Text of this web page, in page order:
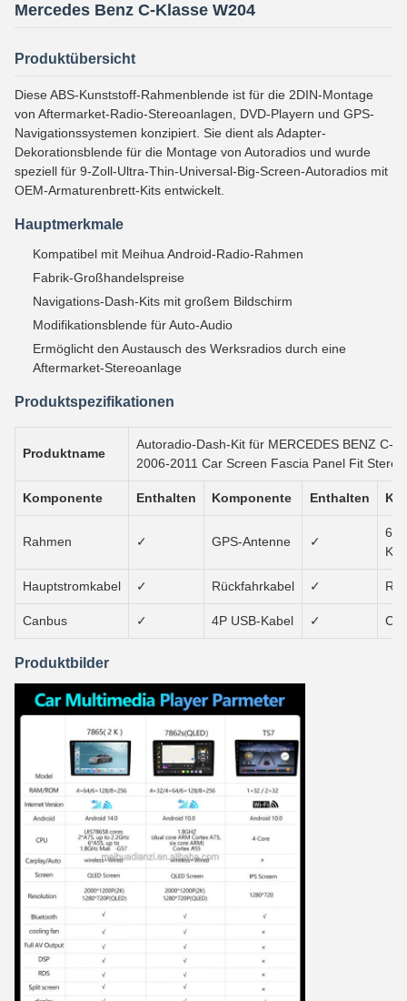
Mercedes Benz C-Klasse W204
Produktübersicht
Diese ABS-Kunststoff-Rahmenblende ist für die 2DIN-Montage
von Aftermarket-Radio-Stereoanlagen, DVD-Playern und GPS-
Navigationssystemen konzipiert. Sie dient als Adapter-
Dekorationsblende für die Montage von Autoradios und wurde
speziell für 9-Zoll-Ultra-Thin-Universal-Big-Screen-Autoradios mit
OEM-Armaturenbrett-Kits entwickelt.
Hauptmerkmale
Kompatibel mit Meihua Android-Radio-Rahmen
Fabrik-Großhandelspreise
Navigations-Dash-Kits mit großem Bildschirm
Modifikationsblende für Auto-Audio
Ermöglicht den Austausch des Werksradios durch eine
Aftermarket-Stereoanlage
Produktspezifikationen
Produktname
Autoradio-Dash-Kit für MERCEDES BENZ C-
2006-2011 Car Screen Fascia Panel Fit
Komponente Enthalten Komponente Enthalten
Rahmen ✓ GPS-Antenne ✓
6P
Hauptstromkabel ✓ Rückfahrkabel ✓
Canbus ✓ 4P USB-Kabel ✓
Produktbilder